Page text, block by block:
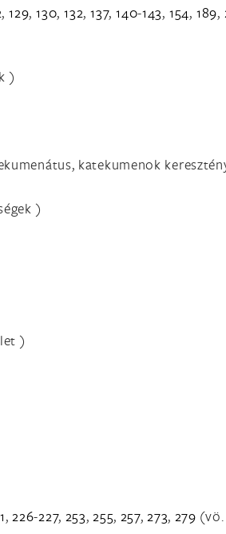
,129,130,132,137,140-143, 154, 189,
)
katekumenok
)
)
,226-227, 253,255, 257,273, 279 (vö.